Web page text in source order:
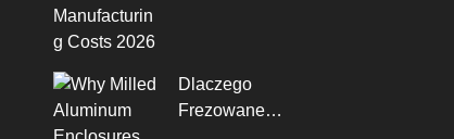
Dlaczego
Frezowane